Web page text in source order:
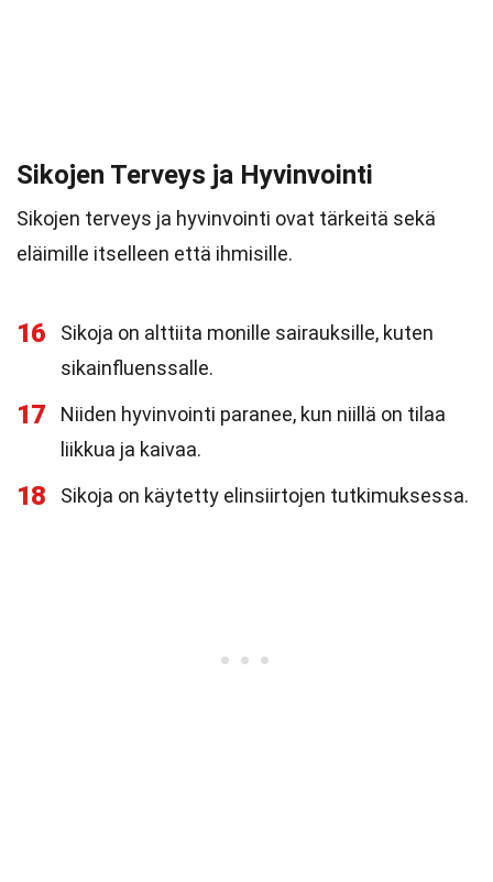
Sikojen Terveys ja Hyvinvointi
Sikojen terveys ja hyvinvointi ovat tärkeitä sekä
eläimille itselleen että ihmisille.
16
Sikoja on alttiita monille sairauksille, kuten
sikainfluenssalle.
17
Niiden hyvinvointi paranee, kun niillä on tilaa
liikkua ja kaivaa.
18 Sikoja on käytetty elinsiirtojen tutkimuksessa.